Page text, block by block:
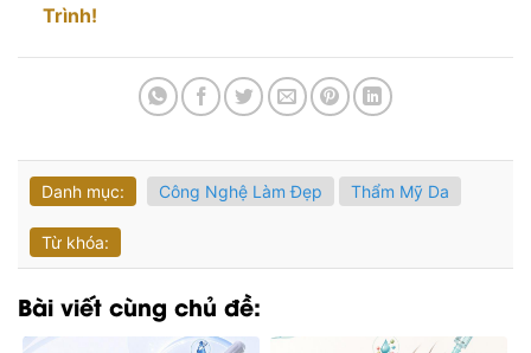
Trình!
Danh mục: Công Nghệ Làm Đẹp Thẩm Mỹ Da
Từ khóa:
Bài viết cùng chủ đề: